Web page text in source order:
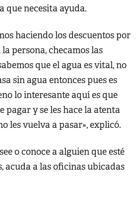
que necesita ayuda.
haciendo los descuentos por
persona, checamos las
que el agua es vital, no
sin agua entonces pues es
lo interesante aquí es que
pagar y se les hace la atenta
les vuelva a pasar», explicó.
o conoce a alguien que esté
acuda a las oficinas ubicadas